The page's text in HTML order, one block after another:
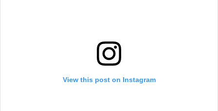
View this post on Instagram